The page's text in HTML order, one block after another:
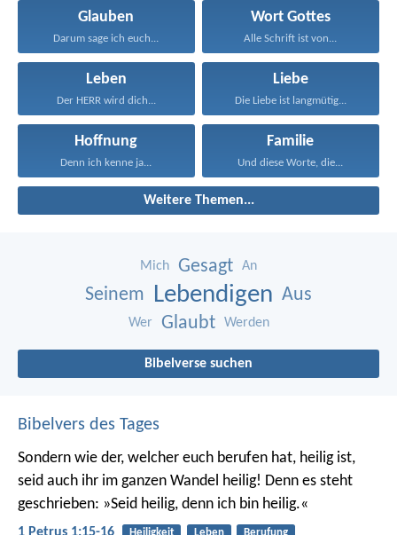
Glauben
Darum sage ich euch...
Wort Gottes
Alle Schrift ist von...
Leben
Der HERR wird dich...
Liebe
Die Liebe ist langmütig...
Hoffnung
Denn ich kenne ja...
Familie
Und diese Worte, die...
Weitere Themen...
Mich Gesagt An
Seinem Lebendigen Aus
Wer Glaubt Werden
Bibelverse suchen
Bibelvers des Tages
Sondern wie der, welcher euch berufen hat, heilig ist,
seid auch ihr im ganzen Wandel heilig! Denn es steht
geschrieben: »Seid heilig, denn ich bin heilig.«